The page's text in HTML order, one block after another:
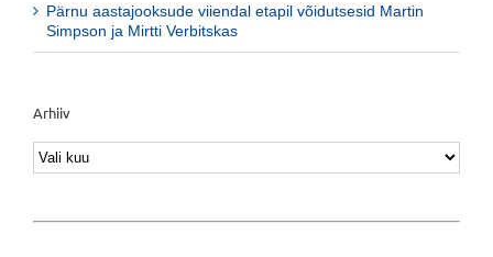
Pärnu aastajooksude viiendal etapil võidutsesid Martin
Simpson ja Mirtti Verbitskas
Arhiiv
Arhiiv